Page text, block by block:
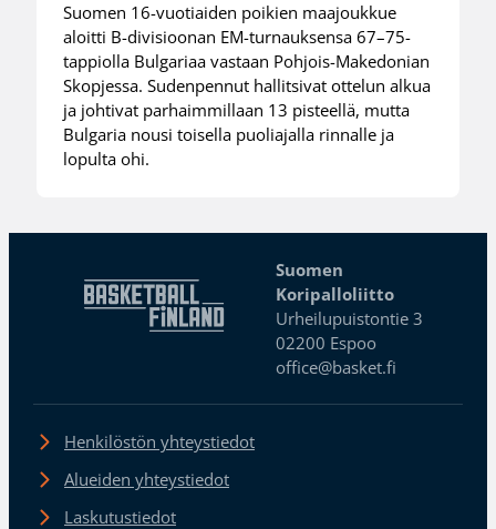
Suomen 16-vuotiaiden poikien maajoukkue
aloitti B-divisioonan EM-turnauksensa 67–75-
tappiolla Bulgariaa vastaan Pohjois-Makedonian
Skopjessa. Sudenpennut hallitsivat ottelun alkua
ja johtivat parhaimmillaan 13 pisteellä, mutta
Bulgaria nousi toisella puoliajalla rinnalle ja
lopulta ohi.
Suomen
Koripalloliitto
Urheilupuistontie 3
02200 Espoo
office@basket.fi
Henkilöstön yhteystiedot
Alueiden yhteystiedot
Laskutustiedot